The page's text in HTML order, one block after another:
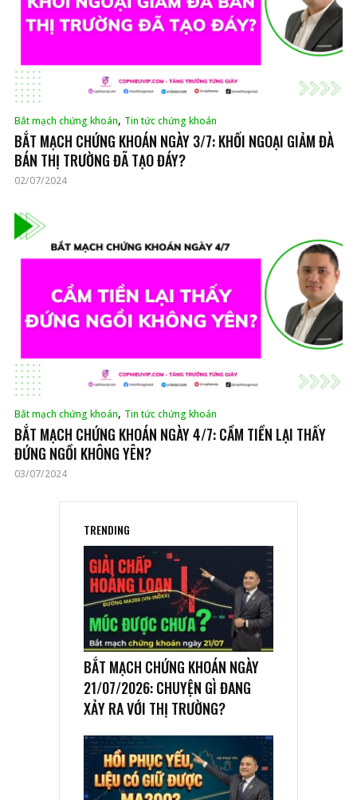
Bắt mạch chứng khoán, Tin tức chứng khoán
BẮT MẠCH CHỨNG KHOÁN NGÀY 3/7: KHỐI NGOẠI GIẢM ĐÀ
BÁN THỊ TRƯỜNG ĐÃ TẠO ĐÁY?
02/07/2024
Bắt mạch chứng khoán, Tin tức chứng khoán
BẮT MẠCH CHỨNG KHOÁN NGÀY 4/7: CẦM TIỀN LẠI THẤY
ĐỨNG NGỒI KHÔNG YÊN?
03/07/2024
TRENDING
BẮT MẠCH CHỨNG KHOÁN NGÀY
21/07/2026: CHUYỆN GÌ ĐANG
XẢY RA VỚI THỊ TRƯỜNG?